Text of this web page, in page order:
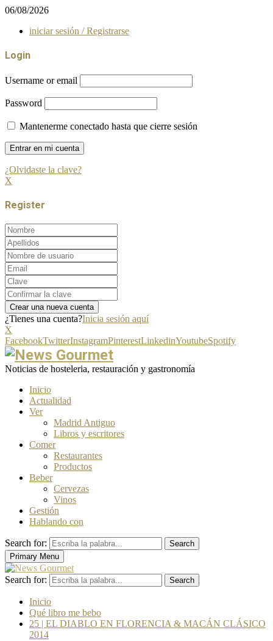
06/08/2026
iniciar sesión / Registrarse
Login
Username or email
Password
Mantenerme conectado hasta que cierre sesión
¿Olvidaste la clave?
X
Register
¿Tienes una cuenta?Inicia sesión aquí
X
FacebookTwitterInstagramPinterestLinkedinYoutubeSpotify
Noticias de hosteleria, restauración y gastronomía
Inicio
Actualidad
Ver
Madrid Antiguo
Libros y escritores
Comer
Restaurantes
Productos
Beber
Cervezas
Vinos
Gestión
Hablando con
Search for:
Search
Primary Menu
Search for: Search
Inicio
Qué libro me bebo
25 | EL DIABLO EN FLORENCIA & MACÁN CLÁSICO
2014